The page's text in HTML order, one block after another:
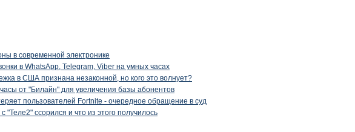
в современной электронике
в WhatsApp, Telegram, Viber на умных часах
в США признана незаконной, но кого это волнует?
от "Билайн" для увеличения базы абонентов
пользователей Fortnite - очередное обращение в суд
"Теле2" ссорился и что из этого получилось